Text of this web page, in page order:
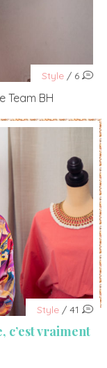
Style / 6
Team BH
Style / 41
c’est vraiment